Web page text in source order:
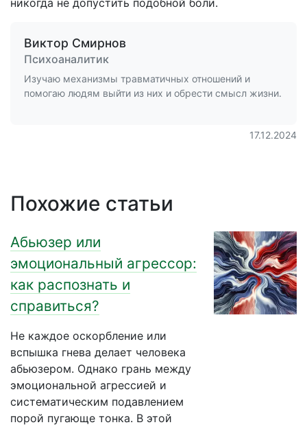
никогда не допустить подобной боли.
Виктор Смирнов
Психоаналитик
Изучаю механизмы травматичных отношений и
помогаю людям выйти из них и обрести смысл жизни.
17.12.2024
Похожие статьи
Абьюзер или
эмоциональный агрессор:
как распознать и
справиться?
Не каждое оскорбление или
вспышка гнева делает человека
абьюзером. Однако грань между
эмоциональной агрессией и
систематическим подавлением
порой пугающе тонка. В этой